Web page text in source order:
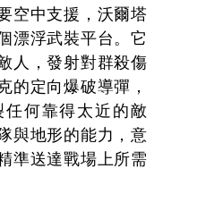
空中支援，沃爾塔
漂浮武裝平台。它
人，發射對群殺傷
的定向爆破導彈，
何靠得太近的敵
與地形的能力，意
準送達戰場上所需